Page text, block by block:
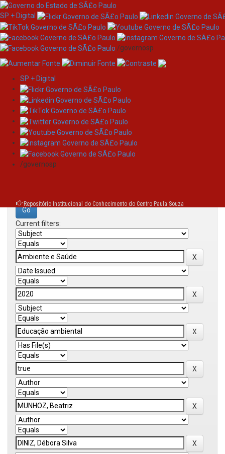
Skip
navigation
SP + Digital
/governosp
SP + Digital
/governosp
Repositório Institucional do Conhecimento do Centro Paula Souza
Search
Search:
Current filters: